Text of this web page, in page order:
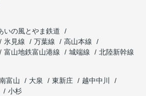
いの風とやま鉄道
氷見線 万葉線
高山本線
富山地鉄富山港線 城端線
北陸新幹線
富山 大泉 東新庄
越中中川
小杉